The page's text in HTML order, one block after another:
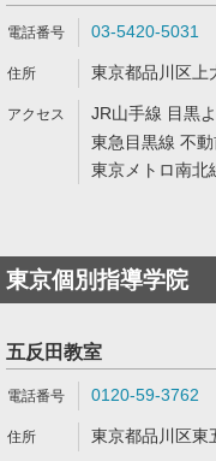
03-5420-5031
東京都品川区上
JR山手線 目黒
東急目黒線 不
東京メトロ南北
東京個別指導学院
五反田教室
0120-59-3762
東京都品川区東